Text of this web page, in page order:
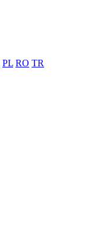
PL RO TR